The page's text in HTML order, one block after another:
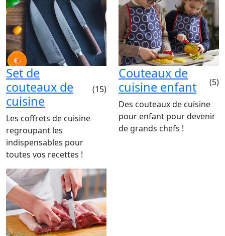
Set de
couteaux de
cuisine
(15)
Les coffrets de cuisine
regroupant les
indispensables pour
toutes vos recettes !
Couteaux de
cuisine enfant
(5)
Des couteaux de cuisine
pour enfant pour devenir
de grands chefs !